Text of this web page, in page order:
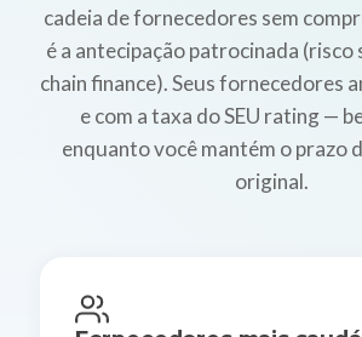
cadeia de fornecedores sem
é a antecipação patrocinada (risco
chain finance). Seus fornecedores
e com a taxa do SEU rating —
enquanto você mantém o prazo
original.